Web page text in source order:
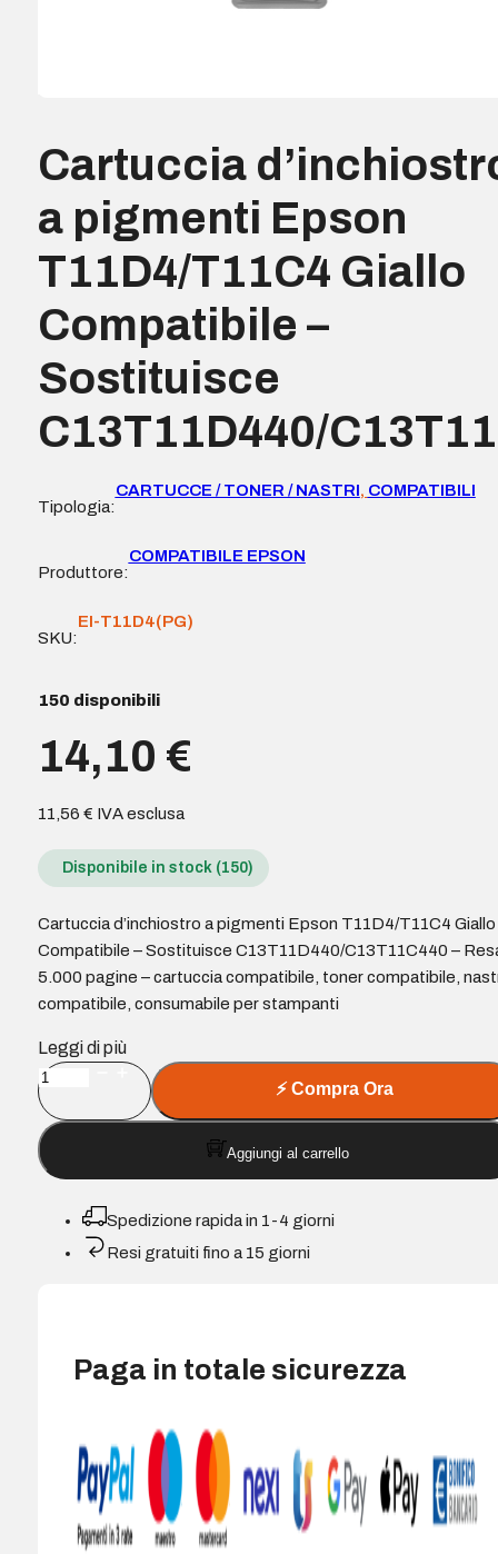
Cartuccia
a pigmenti Epson
T11D4/T11C4 Giallo
Compatibile –
Sostituisce
C13T11D440/
Tipologia:
CARTUCCE / TONER / NASTRI, COMPATIBILI
Produttore:
COMPATIBILE EPSON
SKU:
EI-T11D4(PG)
150 disponibili
14,10 €
11,56 € IVA esclusa
Disponibile in stock (150)
Cartuccia d’inchiostro a pigmenti Epson T11D4/T11C4 Giallo
Compatibile – Sostituisce C13T11D440/C13T11C440 –
5.000 pagine – cartuccia compatibile, toner compatibile,
compatibile, consumabile per stampanti
Leggi di più
Cartuccia
d'inchiostro
a
pigmenti
Epson
T11D4/T11C4
Compatibile
quantità
⚡Compra Ora
Aggiungi al carrello
Spedizione rapida in 1-4 giorni
Resi gratuiti fino a 15 giorni
Paga in totale sicurezza